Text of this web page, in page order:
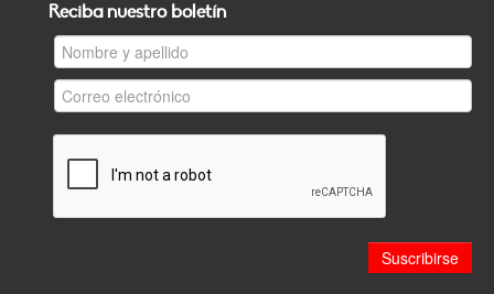
Reciba nuestro boletín